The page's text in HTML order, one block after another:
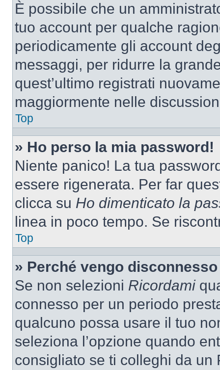
È possibile che un
tuo account per qualche
periodicamente gli account
messaggi, per ridurre la
quest’ultimo registrati
maggiormente nelle
Top
» Ho perso la mia password!
Niente panico! La tua
essere rigenerata. Per far
clicca su Ho dimenticato la
linea in poco tempo. Se
Top
» Perché vengo
Se non selezioni Ricordami
connesso per un periodo
qualcuno possa usare il tuo
seleziona l’opzione quando
consigliato se ti colleghi da un